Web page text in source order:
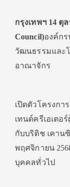
กรุงเทพฯ 14 ตุ
Council)องค์ก
วัฒนธรรมและ
อาณาจักร
เปิดตัวโครงกา
เทนต์ครีเอเตอร์
กับบริติช เคาน
พฤศจิกายน
บุคคลทั่วไป